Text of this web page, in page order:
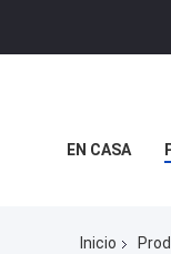
EN CASA
Inicio